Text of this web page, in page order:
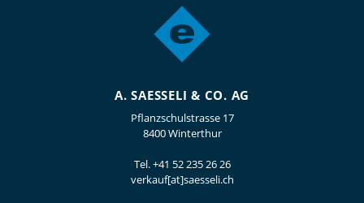
A. SAESSELI & CO. AG
Pflanzschulstrasse 17
8400 Winterthur
Tel.+41 52 235 26 26
verkauf[at]saesseli.ch